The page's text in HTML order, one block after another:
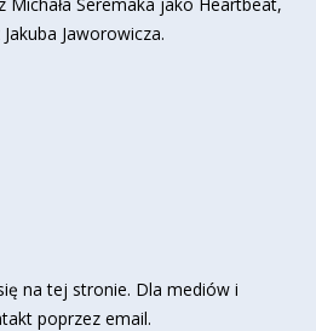
Jaworowicza.
na tej stronie. Dla mediów i
poprzez email.